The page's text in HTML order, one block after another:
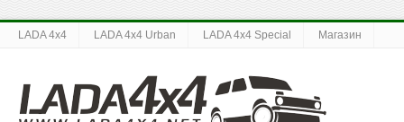
LADA 4x4 LADA 4x4 Urban LADA 4x4 Special Магазин